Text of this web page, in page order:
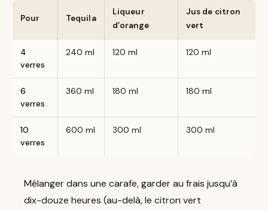
Pour Tequila
Liqueur
d’orange
Jus de citron
vert
4
verres
240 ml 120 ml 120 ml
6
verres
360 ml 180 ml 180 ml
10
verres
600 ml 300 ml 300 ml
Mélanger dans une carafe, garder au frais jusqu’à
dix-douze heures (au-delà, le citron vert